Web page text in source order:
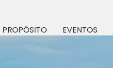
PROPÓSITO EVENTOS